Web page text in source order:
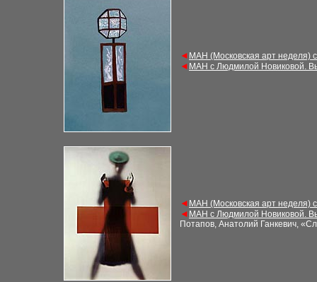
◄ МАН (Московская арт неделя)
◄ МАН с Людмилой Новиковой.
◄ МАН (Московская арт неделя)
◄ МАН с Людмилой Новиковой.
Потапов, Анатолий Ганкевич,